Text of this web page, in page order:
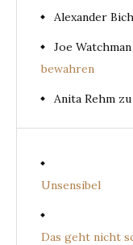
Alexander
Joe Watchman
bewahren
Anita Rehm zu
Unsensibel
Das geht nicht